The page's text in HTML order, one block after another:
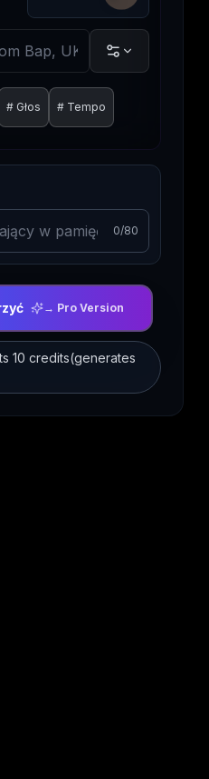
# Głos # Tempo
0/80
→ Pro Version
10 credits(generates